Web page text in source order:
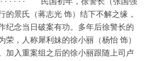
的景氏（蒋志光 饰）结下不解之缘，
纪念当日破案有功。多年后徐警长的
荣，人称犀利妹的徐小丽（杨怡 饰）
加入重案组之后的徐小丽跟随上司卢